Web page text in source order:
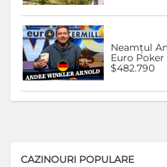
Neamțul
Euro
$482.790
CAZINOURI POPULARE